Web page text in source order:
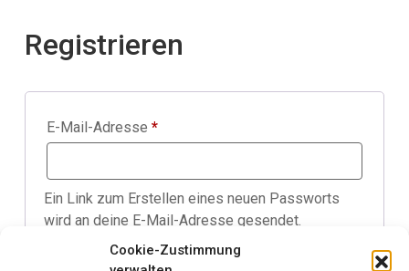
Cookie-Zustimmung
Registrieren
E-Mail-Adresse *Erforderlich
Ein Link zum Erstellen eines neuen Passworts
wird an deine E-Mail-Adresse gesendet.
REGISTRIEREN